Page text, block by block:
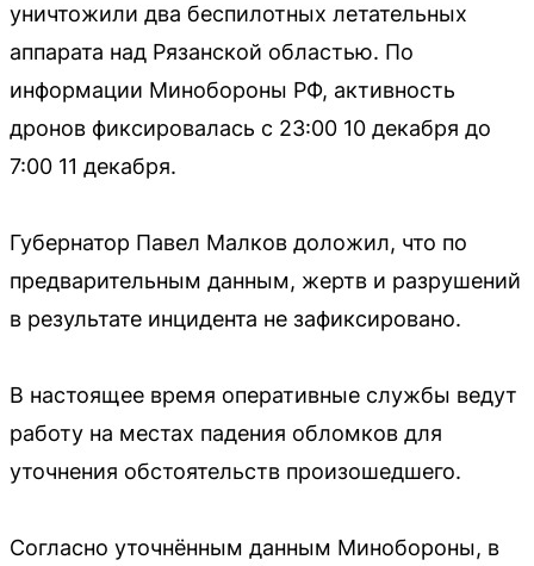
уничтожили два беспилотных летательных
аппарата над Рязанской областью. По
информации Минобороны РФ, активность
дронов фиксировалась с 23:00 10 декабря до
7:00 11 декабря.
Губернатор Павел Малков доложил, что по
предварительным данным, жертв и разрушений
в результате инцидента не зафиксировано.
В настоящее время оперативные службы ведут
работу на местах падения обломков для
уточнения обстоятельств произошедшего.
Согласно уточнённым данным Минобороны, в